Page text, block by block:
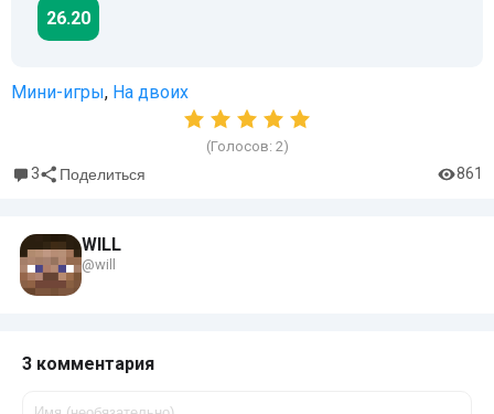
26.20
Мини-игры, На двоих
(Голосов: 2)
3 Поделиться 861
WILL
@will
3 комментария